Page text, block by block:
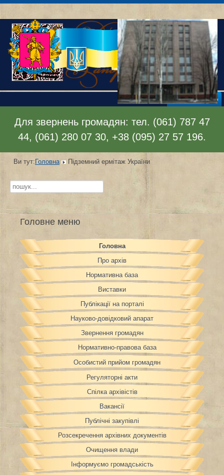
Відкрити меню
Для звернень громадян: тел. (061) 787 47
44, (061) 280 07 30, +38 (095) 27 57 196.
Ви тут:Головна Підземний ермітаж України
Пошук...
Головне меню
Головна
Про архів
Нормативна база
Виставки
Публікації на порталі
Науково-довідковий апарат
Звернення громадян
Нормативно-правова база
Особистий прийом громадян
Регуляторні акти
Спілка архівістів
Вакансії
Публічні закупівлі
Розсекречення архівних документів
Очищення влади
Інформуємо громадськість